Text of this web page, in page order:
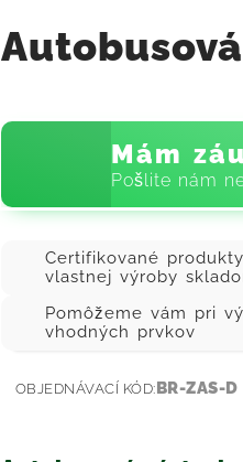
Mám
Pošlite nám
Certifikované
vlastnej výroby
Pomôžeme vám pri
vhodných prvkov
OBJEDNÁVACÍ KÓD:BR-ZAS-D